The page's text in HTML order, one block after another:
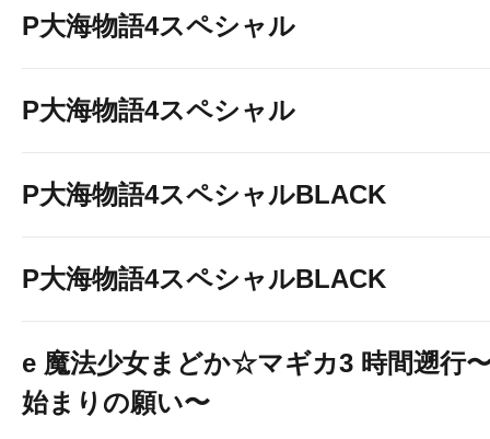
P大海物語4スペシャル
P大海物語4スペシャル
P大海物語4スペシャルBLACK
P大海物語4スペシャルBLACK
e 魔法少女まどか☆マギカ3 時間遡行
始まりの願い〜